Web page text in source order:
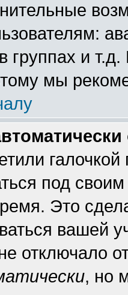
группах и
мы
галочкой
под
Это
вашей
отключало
, но